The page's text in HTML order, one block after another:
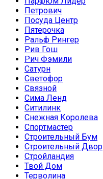
Петрович
Посуда Центр
Пятерочка
Ральф Рингер
Рив Гош
Рич Фэмили
Сатурн
Светофор
Связной
Сима Ленд
Ситилинк
Снежная Королева
Спортмастер
Строительный Бум
Строительный Двор
Стройландия
Твой Дом
Терволина